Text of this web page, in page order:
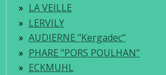
LA VEILLE
LERVILY
AUDIERNE "Kergadec"
PHARE "PORS POULHAN"
ECKMUHL